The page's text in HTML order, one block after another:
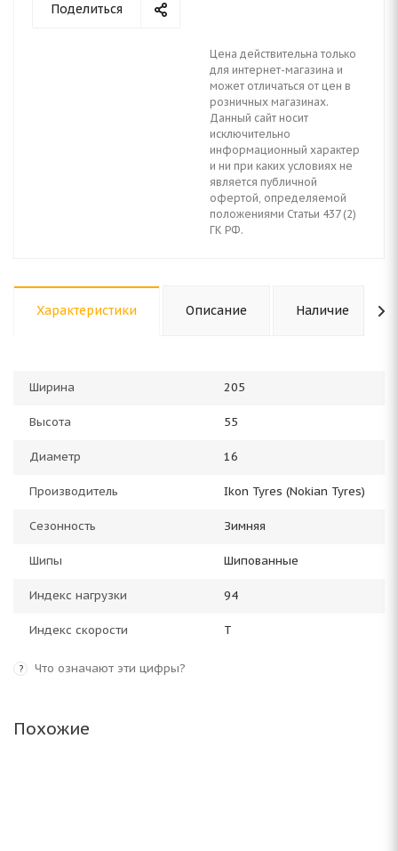
Поделиться
Цена действительна только
для интернет-магазина и
может отличаться от цен в
розничных магазинах.
Данный сайт носит
исключительно
информационный характер
и ни при каких условиях не
является публичной
офертой, определяемой
положениями Статьи 437 (2)
ГК РФ.
Характеристики Описание Наличие
Ширина 205
Высота 55
Диаметр 16
Производитель Ikon Tyres (Nokian Tyres)
Сезонность Зимняя
Шипы Шипованные
Индекс нагрузки 94
Индекс скорости T
? Что означают эти цифры?
Похожие